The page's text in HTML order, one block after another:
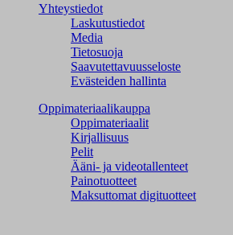
Yhteystiedot
Laskutustiedot
Media
Tietosuoja
Saavutettavuusseloste
Evästeiden hallinta
Oppimateriaalikauppa
Oppimateriaalit
Kirjallisuus
Pelit
Ääni- ja videotallenteet
Painotuotteet
Maksuttomat digituotteet